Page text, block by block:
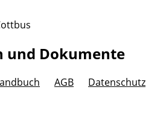
und Dokumente
AGB
Datenschutz